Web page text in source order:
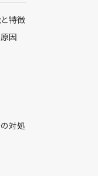
特徴
因
対処